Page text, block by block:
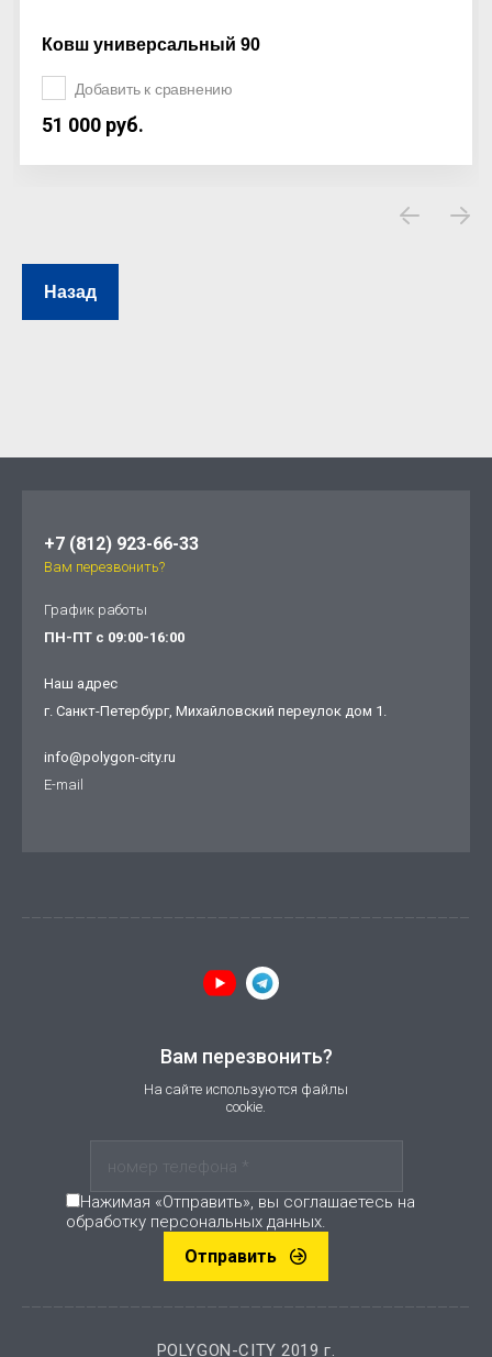
Ковш универсальный 90
Добавить к сравнению
51 000 руб.
Назад
+7 (812) 923-66-33
Вам перезвонить?
График работы
ПН-ПТ с 09:00-16:00
Наш адрес
г. Санкт-Петербург, Михайловский переулок дом 1.
info@polygon-city.ru
E-mail
Вам перезвонить?
На сайте используются файлы
cookie.
Нажимая «Отправить», вы соглашаетесь на
обработку персональных данных.
Отправить
POLYGON-CITY 2019 г.